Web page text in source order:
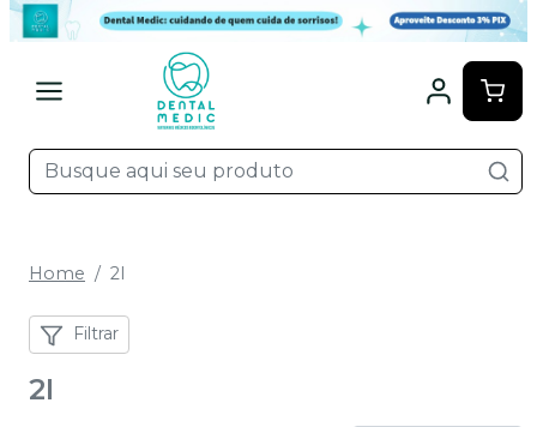
Home 2I
Filtrar
2I